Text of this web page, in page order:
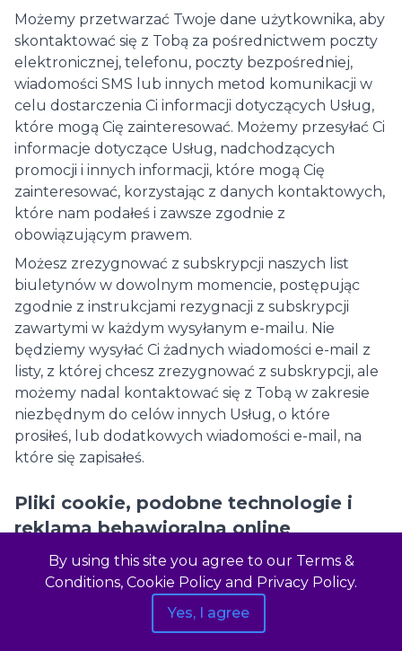
Możemy przetwarzać Twoje dane użytkownika, aby
skontaktować się z Tobą za pośrednictwem poczty
elektronicznej, telefonu, poczty bezpośredniej,
wiadomości SMS lub innych metod komunikacji w
celu dostarczenia Ci informacji dotyczących Usług,
które mogą Cię zainteresować. Możemy przesyłać Ci
informacje dotyczące Usług, nadchodzących
promocji i innych informacji, które mogą Cię
zainteresować, korzystając z danych kontaktowych,
które nam podałeś i zawsze zgodnie z
obowiązującym prawem.
Możesz zrezygnować z subskrypcji naszych list
biuletynów w dowolnym momencie, postępując
zgodnie z instrukcjami rezygnacji z subskrypcji
zawartymi w każdym wysyłanym e-mailu. Nie
będziemy wysyłać Ci żadnych wiadomości e-mail z
listy, z której chcesz zrezygnować z subskrypcji, ale
możemy nadal kontaktować się z Tobą w zakresie
niezbędnym do celów innych Usług, o które
prosiłeś, lub dodatkowych wiadomości e-mail, na
które się zapisałeś.
Pliki cookie, podobne technologie i
reklama behawioralna online
Możemy przetwarzać dane użytkownika,
umieszczając lub odczytując pliki cookie i podobne
technologie w usługach i kanałach. Aby uzyskać
więcej informacji, zapoznaj się z naszą Polityką
By using this site you agree to our Terms &
Conditions, Cookie Policy and Privacy Policy.
Yes, I agree